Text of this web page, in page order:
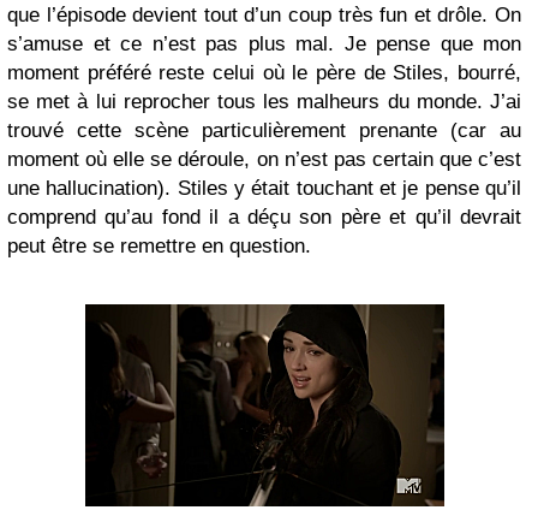
que l’épisode devient tout d’un coup très fun et drôle. On
s’amuse et ce n’est pas plus mal. Je pense que mon
moment préféré reste celui où le père de Stiles, bourré,
se met à lui reprocher tous les malheurs du monde. J’ai
trouvé cette scène particulièrement prenante (car au
moment où elle se déroule, on n’est pas certain que c’est
une hallucination). Stiles y était touchant et je pense qu’il
comprend qu’au fond il a déçu son père et qu’il devrait
peut être se remettre en question.